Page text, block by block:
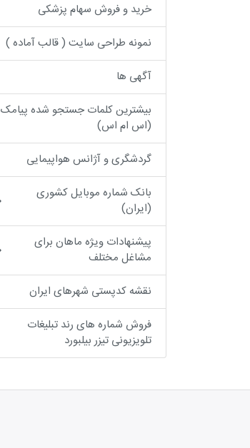
خرید و فروش سهام پزشکی
نمونه طراحی سایت ( قالب آماده )
آگهی ها
بیشترین کلمات جستجو شده پیامک
(اس ام اس)
گردشگری و آژانس هواپیمایی
بانک شماره موبایل کشوری
(ایران)
پیشنهادات ویژه ماهان برای
مشاغل مختلف
نقشه کدپستی شهرهای ایران
فروش شماره های رند تبلیغات
تلویزیونی تیزر بیلبورد